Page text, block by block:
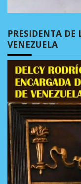
PRESIDENTA DE
VENEZUELA